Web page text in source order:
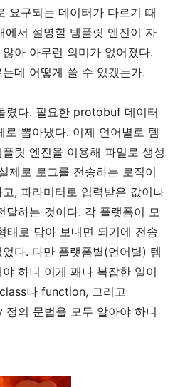
요구되는 데이터가 다르기 때
에서 설명할 템플릿 엔진이 자
아 아무런 의미가 없어졌다.
데 어떻게 쓸 수 있겠는가.
렸다. 필요한 protobuf 데이터
로 뽑아냈다. 이제 언어별로 템
릿 엔진을 이용해 파일로 생성
제로 로그를 전송하는 로직이
, 파라미터로 입력받은 값이나
달하는 것이다. 각 플랫폼이 모
태로 담아 보내면 되기에 전송
다. 다만 플랫폼별(언어별) 템
하니 이게 꽤나 복잡한 일이
나 function, 그리고
의 문법을 모두 알아야 하니